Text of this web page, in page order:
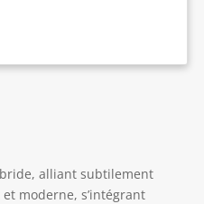
alliant subtilement
moderne, s’intégrant